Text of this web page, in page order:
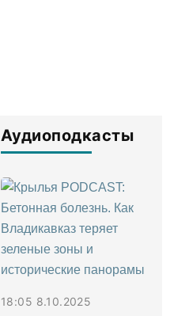
Аудиоподкасты
18:05 8.10.2025